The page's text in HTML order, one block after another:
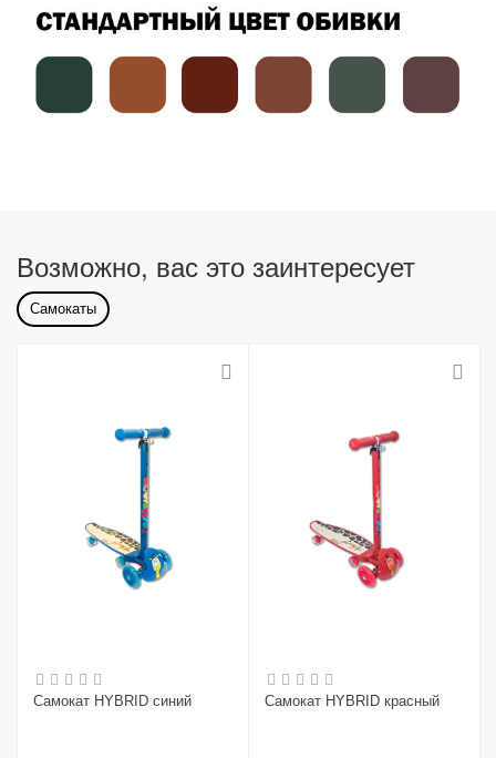
Возможно, вас это заинтересует
Самокаты
Самокат HYBRID синий Самокат HYBRID красный